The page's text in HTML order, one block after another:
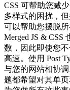
CSS 可帮助您减
多样式的困扰，
可以帮助您摆脱
Merged JS &
数，因此即使您
高速。使用 Post
与您的网站相协调
题都希望对其单